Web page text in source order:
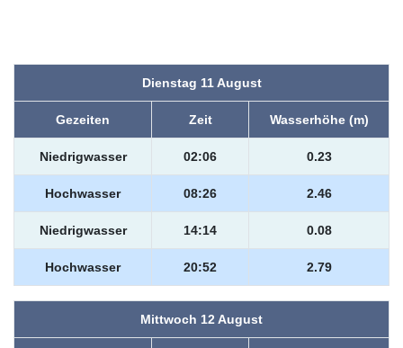
Dienstag 11 August
Gezeiten Zeit Wasserhöhe (m)
Niedrigwasser 02:06 0.23
Hochwasser 08:26 2.46
Niedrigwasser 14:14 0.08
Hochwasser 20:52 2.79
Mittwoch 12 August